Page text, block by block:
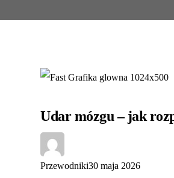
Udar mózgu – jak
Przewodniki30 maja 2026